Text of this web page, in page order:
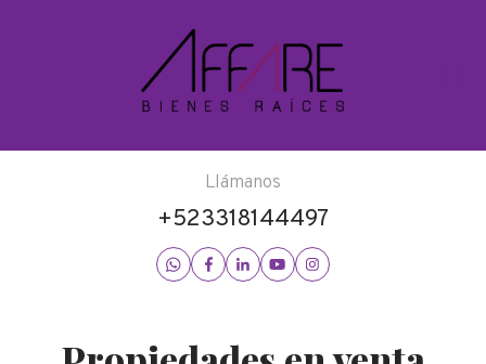
Llámanos
+523318144497